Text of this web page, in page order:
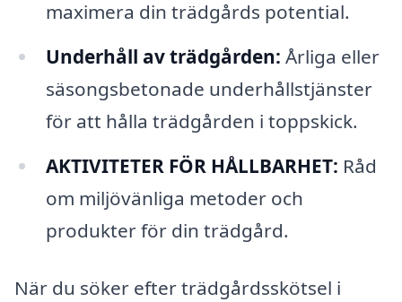
maximera din trädgårds potential.
Underhåll av trädgården: Årliga eller
säsongsbetonade underhållstjänster
för att hålla trädgården i toppskick.
AKTIVITETER FÖR HÅLLBARHET: Råd
om miljövänliga metoder och
produkter för din trädgård.
När du söker efter trädgårdsskötsel i